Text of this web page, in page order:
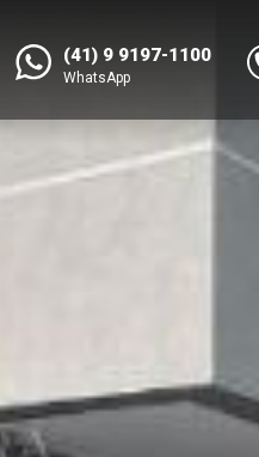
(41) 9 9197-1100
WhatsApp